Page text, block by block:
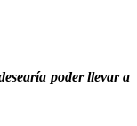
poder llevar a